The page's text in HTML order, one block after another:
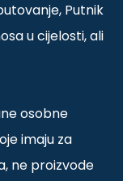
Putnik
u cijelosti, ali
osobne
imaju za
ne proizvode